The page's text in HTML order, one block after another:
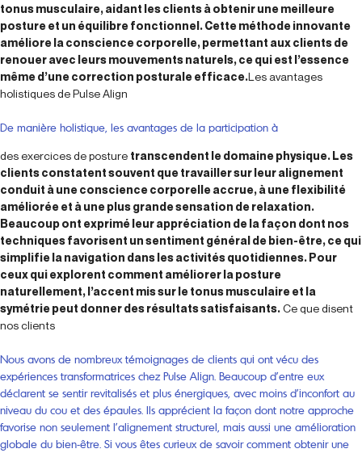
tonus musculaire, aidant les clients à obtenir une meilleure
posture et un équilibre fonctionnel. Cette méthode innovante
améliore la conscience corporelle, permettant aux clients de
renouer avec leurs mouvements naturels, ce qui est l’essence
même d’une correction posturale efficace.Les avantages
holistiques de Pulse Align
De manière holistique, les avantages de la participation à
des exercices de posture transcendent le domaine physique. Les
clients constatent souvent que travailler sur leur alignement
conduit à une conscience corporelle accrue, à une flexibilité
améliorée et à une plus grande sensation de relaxation.
Beaucoup ont exprimé leur appréciation de la façon dont nos
techniques favorisent un sentiment général de bien-être, ce qui
simplifie la navigation dans les activités quotidiennes. Pour
ceux qui explorent comment améliorer la posture
naturellement, l’accent mis sur le tonus musculaire et la
symétrie peut donner des résultats satisfaisants.Ce que disent
nos clients
Nous avons de nombreux témoignages de clients qui ont vécu des
expériences transformatrices chez Pulse Align. Beaucoup d’entre eux
déclarent se sentir revitalisés et plus énergiques, avec moins d’inconfort au
niveau du cou et des épaules. Ils apprécient la façon dont notre approche
favorise non seulement l’alignement structurel, mais aussi une amélioration
globale du bien-être. Si vous êtes curieux de savoir comment obtenir une